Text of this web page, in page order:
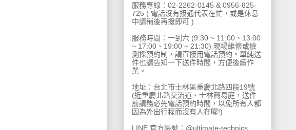
服務專線：02-2262-0145 & 0956-825-
725 ( 電話沒有接通代表在忙，或是休息
中請稍後再撥即可 )
服務時間：一到六 (9:30 ~ 11:00、13:00
~ 17:00、19:00 ~ 21:30) 現場維修或檢
測採預約制，請直接用電話預約。單純送
件也請告知一下送件時間，方便後續作
業。
地址：台北市士林區重慶北路四段19號
(近重慶北路交流道、士林簡易庭，送件
前請務必先電話預約時間，以免所有人都
因為外出行程而沒有人在喔!)
LINE 官方帳號：@ultimate-technics